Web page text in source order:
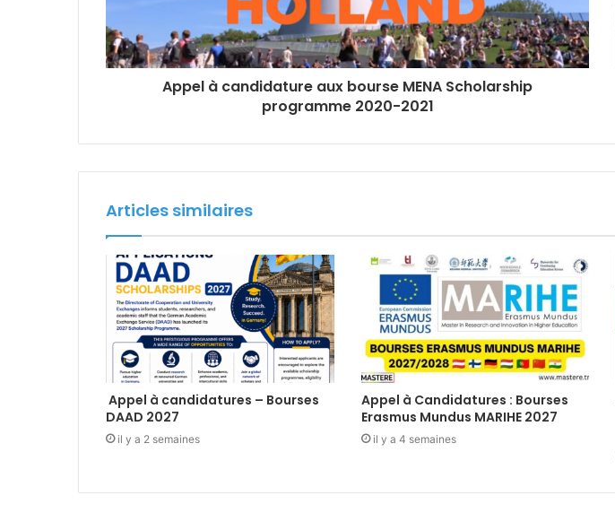
Appel à candidature aux bourse MENA Scholarship
programme 2020-2021
Articles similaires
Appel à candidatures – Bourses
DAAD 2027
il y a 2 semaines
Appel à Candidatures : Bourses
Erasmus Mundus MARIHE 2027
il y a 4 semaines